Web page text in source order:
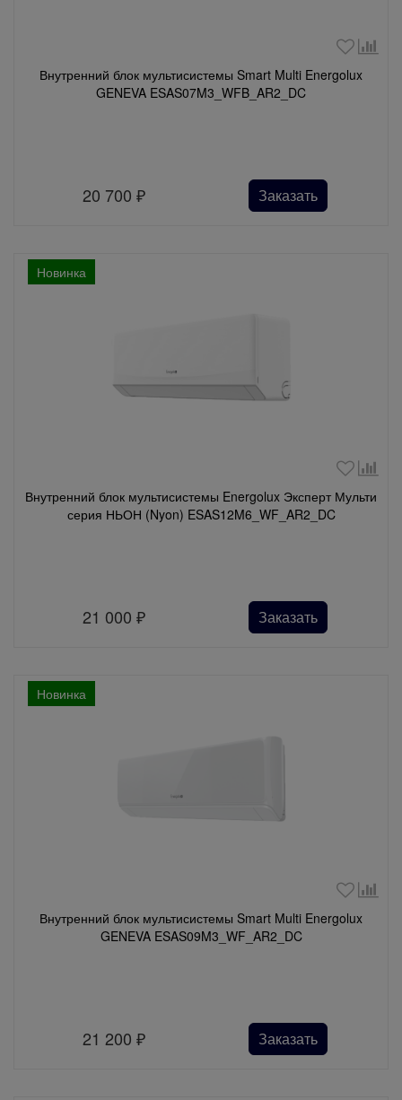
Внутренний блок мультисистемы Smart Multi Energolux
GENEVA ESAS07M3_WFB_AR2_DC
20 700₽ Заказать
Новинка
Внутренний блок мультисистемы Energolux Эксперт Мульти
серия НЬОН (Nyon) ESAS12M6_WF_AR2_DC
21 000₽ Заказать
Новинка
Внутренний блок мультисистемы Smart Multi Energolux
GENEVA ESAS09M3_WF_AR2_DC
21 200₽ Заказать